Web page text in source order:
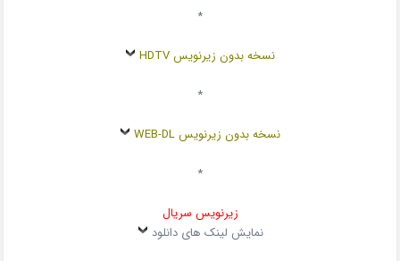
*
نسخه بدون زیرنویس HDTV
*
نسخه بدون زیرنویس WEB-DL
*
زیرنویس سریال
نمایش لینک های دانلود